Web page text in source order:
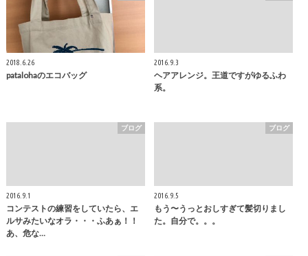
2018.6.26
patalohaのエコバッグ
2016.9.3
ヘアアレンジ。王道ですがゆるふわ
系。
ブログ
2016.9.1
コンテストの練習をしていたら、エ
ルサみたいなオラ・・・ふあぁ！！
あ、危な…
ブログ
2016.9.5
もう〜うっとおしすぎて髪切りまし
た。自分で。。。